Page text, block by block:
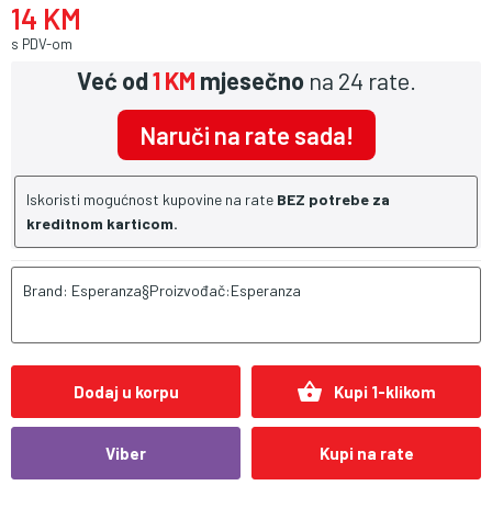
14 KM
s PDV-om
Već od1 KM mjesečno na 24 rate.
Naruči na rate sada!
Iskoristi mogućnost kupovine na rate BEZ potrebe za
kreditnom karticom.
Brand: Esperanza§Proizvođač:Esperanza
Dodaj u korpu shopping_basket Kupi 1-klikom
Viber Kupi na rate